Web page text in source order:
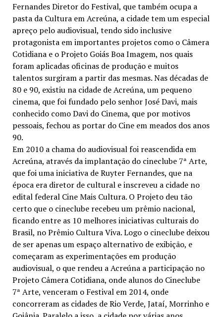
Fernandes Diretor do Festival, que também ocupa a
pasta da Cultura em Acreúna, a cidade tem um especial
apreço pelo audiovisual, tendo sido inclusive
protagonista em importantes projetos como o Câmera
Cotidiana e o Projeto Goiás Boa Imagem, nos quais
foram aplicadas oficinas de produção e muitos
talentos surgiram a partir das mesmas. Nas décadas de
80 e 90, existiu na cidade de Acreúna, um pequeno
cinema, que foi fundado pelo senhor José Davi, mais
conhecido como Davi do Cinema, que por motivos
pessoais, fechou as portar do Cine em meados dos anos
90.
Em 2010 a chama do audiovisual foi reascendida em
Acreúna, através da implantação do cineclube 7ª Arte,
que foi uma iniciativa de Ruyter Fernandes, que na
época era diretor de cultural e inscreveu a cidade no
edital federal Cine Mais Cultura. O Projeto deu tão
certo que o cineclube recebeu um prêmio nacional,
ficando entre as 10 melhores iniciativas culturais do
Brasil, no Prêmio Cultura Viva. Logo o cineclube deixou
de ser apenas um espaço alternativo de exibição, e
começaram as experimentações em produção
audiovisual, o que rendeu a Acreúna a participação no
Projeto Câmera Cotidiana, onde alunos do Cineclube
7ª Arte, venceram o Festival em 2014, onde
concorreram as cidades de Rio Verde, Jataí, Morrinho e